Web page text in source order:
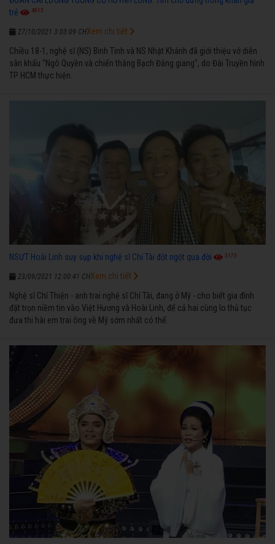
trẻ
4813
27/10/2021 3:03:09 CH
Chiều 18-1, nghệ sĩ (NS) Bình Tinh và NS Nhật Khánh đã giới thiệu vở diễn
sân khấu "Ngô Quyền và chiến thắng Bạch Đằng giang", do Đài Truyền hình
TP HCM thực hiện.
Xem chi tiết
NSƯT Hoài Linh suy sụp khi nghệ sĩ Chí Tài đột ngột qua đời 3173
23/09/2021 12:00:41 CH
Nghệ sĩ Chí Thiện - anh trai nghệ sĩ Chí Tài, đang ở Mỹ - cho biết gia đình
đặt trọn niềm tin vào Việt Hương và Hoài Linh, để cả hai cùng lo thủ tục
đưa thi hài em trai ông về Mỹ sớm nhất có thể.
Xem chi tiết